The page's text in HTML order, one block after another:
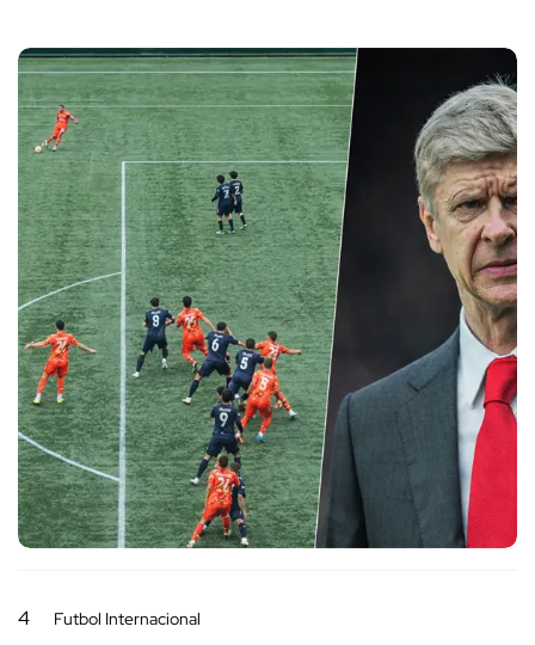
4 Futbol Internacional